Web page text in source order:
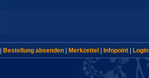
Bestellung absenden| Merkzettel Infopoint| Login